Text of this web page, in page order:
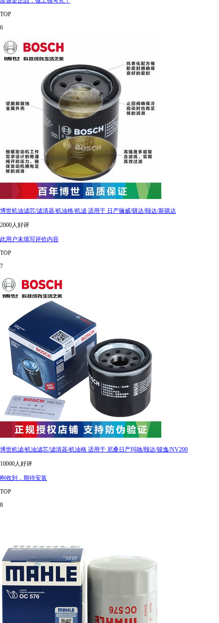
TOP
6
博世机油滤芯/滤清器/机油格/机滤 适用于 日产骊威/骐达/颐达/新骐达
2000人好评
此用户未填写评价内容
TOP
7
博世机滤/机油滤芯/滤清器/机油格 适用于 尼桑日产玛驰/颐达/骏逸/NV200
10000人好评
刚收到，期待安装
TOP
8